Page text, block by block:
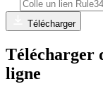
Télécharger
Télécharger
ligne